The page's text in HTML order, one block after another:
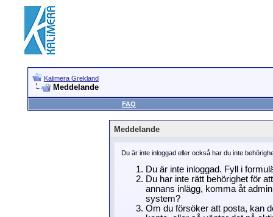
Kalimera Grekland
Meddelande
FAQ
Meddelande
Du är inte inloggad eller också har du inte
Du är inte inloggad. Fyll i
Du har inte rätt behörighet för
annans inlägg, komma åt
system?
Om du försöker att posta, kan